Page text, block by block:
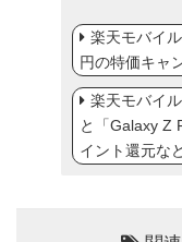
楽天モバイ
円の特価キャ
楽天モバイ
と「Galaxy Z
イント還元な